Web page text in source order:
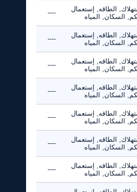
الطاقه, إستعمال
السكان, المياه
----
الطاقه, إستعمال
السكان, المياه
----
الطاقه, إستعمال
السكان, المياه
----
الطاقه, إستعمال
السكان, المياه
----
الطاقه, إستعمال
السكان, المياه
----
الطاقه, إستعمال
السكان, المياه
----
الطاقه, إستعمال
السكان, المياه
----